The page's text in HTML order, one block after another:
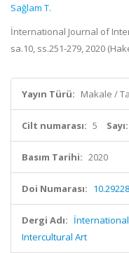
Sağlam T.
İnternational Journal of
sa.10, ss.251-279, 2020
Yayın Türü: Makale /
Cilt numarası: 5 Sayı:
Basım Tarihi: 2020
Doi Numarası:
Dergi Adı:
Intercultural Art